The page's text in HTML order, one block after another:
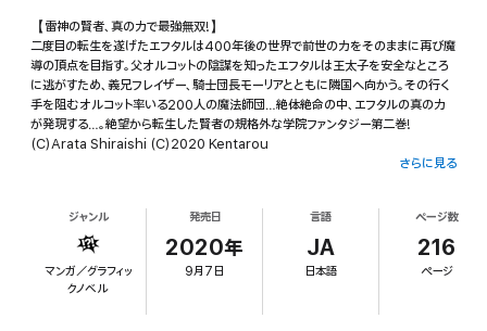
【雷神の賢者、真の力で最強無双!】
二度目の転生を遂げたエフタルは400年後の世界で前世の力をそのままに再び魔
導の頂点を目指す。父オルコットの陰謀を知ったエフタルは王太子を安全なところ
に逃がすため、義兄フレイザー、騎士団長モーリアとともに隣国へ向かう。その行く
手を阻むオルコット率いる200人の魔法師団…絶体絶命の中、エフタルの真の力
が発現する…。絶望から転生した賢者の規格外な学院ファンタジー第二巻!
(C)Arata Shiraishi (C)2020 Kentarou
さらに見る
ジャンル
マンガ／グラフィッ
クノベル
発売日
2020年
9月7日
言語
JA
日本語
ページ数
216
ページ